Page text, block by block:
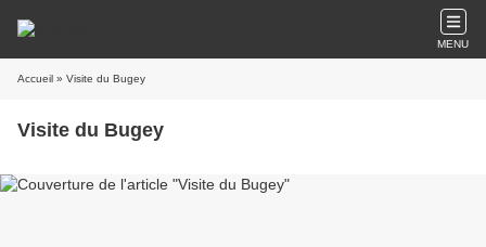
MENU
Accueil » Visite du Bugey
Visite du Bugey